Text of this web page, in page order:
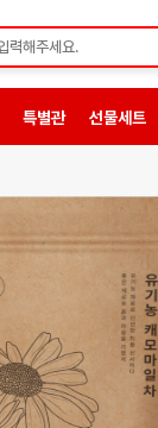
특별관 선물세트